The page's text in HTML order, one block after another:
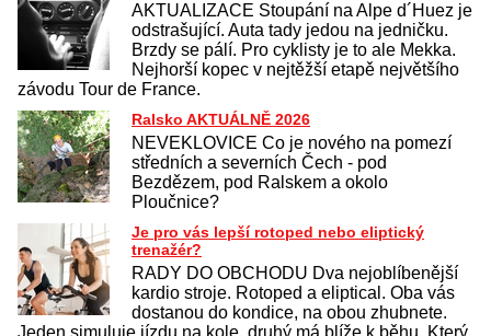
AKTUALIZACE Stoupání na Alpe d´Huez je
odstrašující. Auta tady jedou na jedničku.
Brzdy se pálí. Pro cyklisty je to ale Mekka.
Nejhorší kopec v nejtěžší etapě největšího
závodu Tour de France.
Ralsko AKTUÁLNĚ 2026
NEVEKLOVICE Co je nového na pomezí
středních a severních Čech - pod
Bezdězem, pod Ralskem a okolo
Ploučnice?
Je pro vás lepší rotoped nebo eliptický
trenažér?
RADY DO OBCHODU Dva nejoblíbenější
kardio stroje. Rotoped a eliptical. Oba vás
dostanou do kondice, na obou zhubnete.